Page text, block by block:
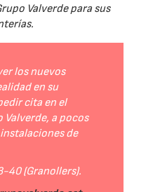
Valverde para sus
los nuevos
en su
cita en el
a pocos
de
40 (Granollers).